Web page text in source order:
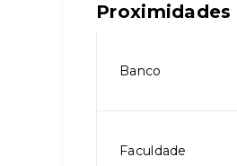
Proximidades
Banco
Faculdade